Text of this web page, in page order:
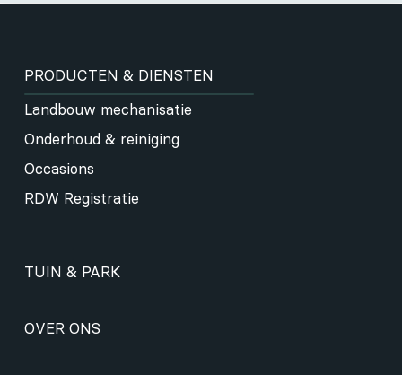
PRODUCTEN & DIENSTEN
Landbouw mechanisatie
Onderhoud & reiniging
Occasions
RDW Registratie
TUIN & PARK
OVER ONS